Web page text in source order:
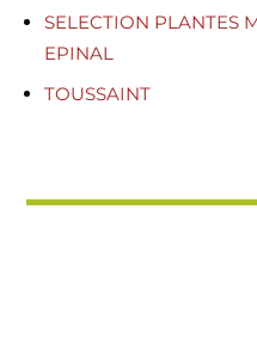
SELECTION PLANTES
EPINAL
TOUSSAINT